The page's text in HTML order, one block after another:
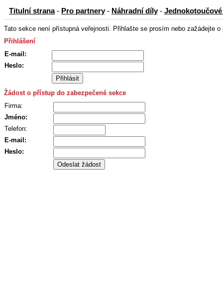
Titulní strana - Pro partnery - Náhradní díly -
Tato sekce není přístupná veřejnosti. Přihlašte se prosím nebo zažádejte
Přihlášení
E-mail:
Heslo:
Žádost o přístup do zabezpečené sekce
Firma:
Jméno:
Telefon:
E-mail:
Heslo: